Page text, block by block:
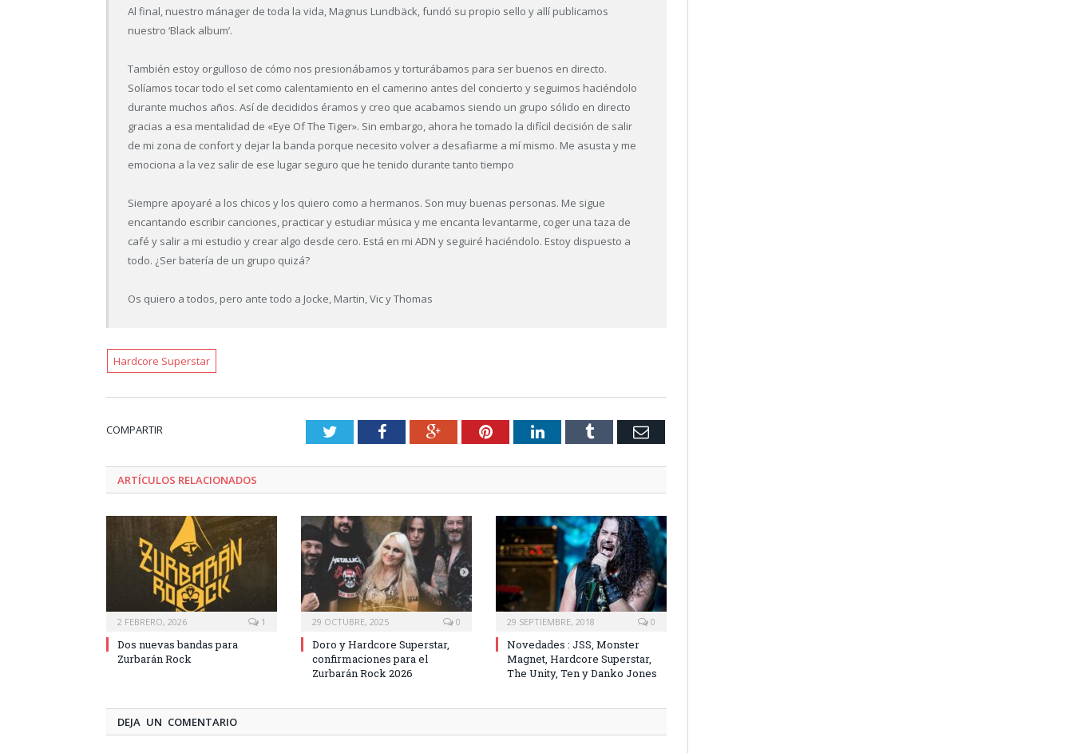
Al final, nuestro mánager de toda la vida, Magnus Lundbäck, fundó su propio sello y allí publicamos
nuestro ‘Black album’.
También estoy orgulloso de cómo nos presionábamos y torturábamos para ser buenos en directo.
Solíamos tocar todo el set como calentamiento en el camerino antes del concierto y seguimos haciéndolo
durante muchos años. Así de decididos éramos y creo que acabamos siendo un grupo sólido en directo
gracias a esa mentalidad de «Eye Of The Tiger». Sin embargo, ahora he tomado la difícil decisión de salir
de mi zona de confort y dejar la banda porque necesito volver a desafiarme a mí mismo. Me asusta y me
emociona a la vez salir de ese lugar seguro que he tenido durante tanto tiempo
Siempre apoyaré a los chicos y los quiero como a hermanos. Son muy buenas personas. Me sigue
encantando escribir canciones, practicar y estudiar música y me encanta levantarme, coger una taza de
café y salir a mi estudio y crear algo desde cero. Está en mi ADN y seguiré haciéndolo. Estoy dispuesto a
todo. ¿Ser batería de un grupo quizá?
Os quiero a todos, pero ante todo a Jocke, Martin, Vic y Thomas
Hardcore Superstar
COMPARTIR TwitterFacebookGoogle+PinterestLinkedInTumblr Email
ARTÍCULOS RELACIONADOS
2 FEBRERO, 2026 1
Dos nuevas bandas para
Zurbarán Rock
29 OCTUBRE, 2025 0
Doro y Hardcore Superstar,
confirmaciones para el
Zurbarán Rock 2026
29 SEPTIEMBRE, 2018 0
Novedades : JSS, Monster
Magnet, Hardcore Superstar,
The Unity, Ten y Danko Jones
DEJA UN COMENTARIO